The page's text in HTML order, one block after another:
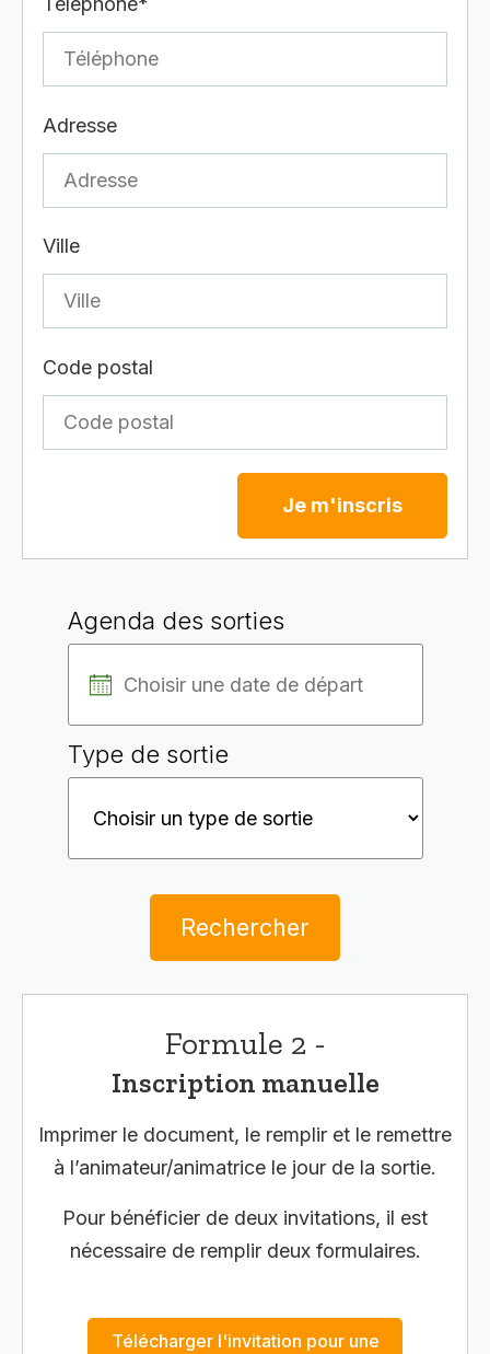
Adresse
Ville
Code postal
Je m'inscris
Agenda des sorties
Type de sortie
Rechercher
Formule 2 -
Inscription manuelle
Imprimer le document, le remplir et le remettre
à l’animateur/animatrice le jour de la sortie.
Pour bénéficier de deux invitations, il est
nécessaire de remplir deux formulaires.
Télécharger l'invitation pour une